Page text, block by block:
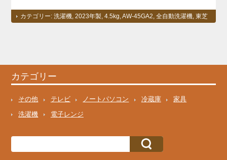
カテゴリー:洗濯機 ,2023年製 ,4.5kg ,AW-45GA2 ,全自動洗濯機 ,東芝
カテゴリー
その他 テレビ ノートパソコン 冷蔵庫
家具
洗濯機
電子レンジ